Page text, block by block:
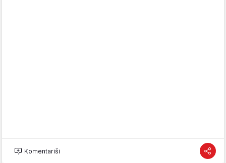
MOŽDA ĆE VAS ZANIMATI
Komentariši